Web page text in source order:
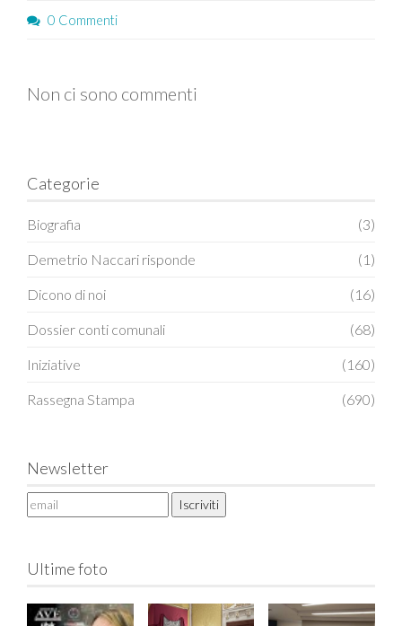
0 Commenti
Non ci sono commenti
Categorie
Biografia (3)
Demetrio Naccari risponde (1)
Dicono di noi (16)
Dossier conti comunali (68)
Iniziative (160)
Rassegna Stampa (690)
Newsletter
Ultime foto